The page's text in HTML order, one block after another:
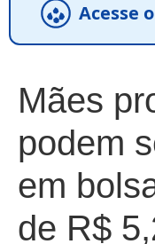
Acesse
Mães
podem
em
de R$